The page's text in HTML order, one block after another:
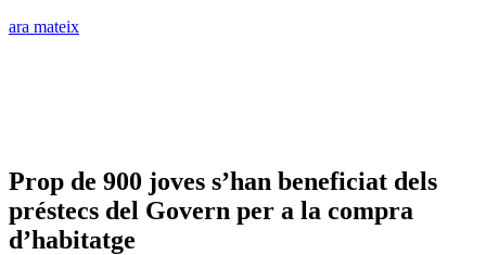
ara mateix
Prop de 900 joves s’han beneficiat dels
préstecs del Govern per a la compra
d’habitatge